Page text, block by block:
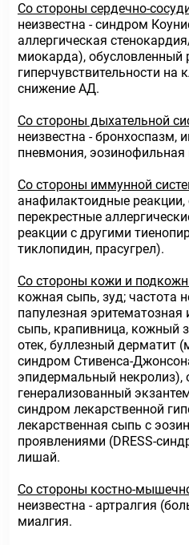
Со стороны сердечно-
неизвестна - синдром
аллергическая
миокарда), обусловленный
гиперчувствительности на
снижение АД.
Со стороны дыхательной
неизвестна - бронхоспазм,
пневмония, эозинофильная
Со стороны иммунной
анафилактоидные
перекрестные
реакции с другими
тиклопидин, прасугрел).
Со стороны кожи и
кожная сыпь, зуд; частота
папулезная
сыпь, крапивница, кожный
отек, буллезный дерматит
синдром Стивенса-
эпидермальный некролиз),
генерализованный
синдром лекарственной
лекарственная сыпь с
проявлениями (DRESS-
лишай.
Со стороны костно-
неизвестна - артралгия
миалгия.